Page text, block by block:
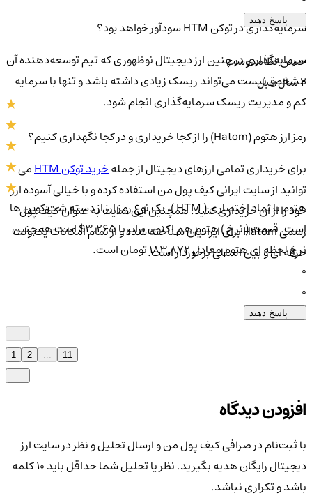
سرمایه‌گذاری در توکن HTM سودآور خواهد بود؟
سرمایه‌گذاری در چنین ارز دیجیتال نوظهوری که تیم توسعه‌دهنده آن
مشخص نیست می‌تواند ریسک زیادی داشته باشد و تنها با سرمایه
کم و مدیریت ریسک سرمایه‌گذاری انجام شود.
رمز ارز هتوم (Hatom) را از کجا خریداری و در کجا نگهداری کنیم؟
برای خریداری تمامی ارزهای دیجیتال از جملهخرید توکن HTM
می
توانید از سایت ایرانی کیف پول من استفاده کرده و با خیالی آسوده ارز
خود را از آن خریداری کنید. همچنین این سایت به عنوان کیف پول
رسمی Hatom برای ایرانیان شناخته شده و از تمام امکانات یک ولت
حرفه ای و بین المللی برخوردار است.
پاسخ دهید
حسن نظامدوست
هتوم با نماد اختصاری ( HTM )، یک نوع رمز ارز از دسته شت کوین ها
است. قیمت ( نرخ ) هتوم هم اکنون برابر با 3.265$ است همچنین
نرخ لحظه ای هتوم معادل 183,872 تومان است.
پاسخ دهید
11
افزودن دیدگاه
با ثبت‌نام در صرافی کیف پول من و ارسال تحلیل و نظر در سایت ارز
دیجیتال رایگان هدیه بگیرید. نظر یا تحلیل شما حداقل باید ۱۰ کلمه
باشد و تکراری نباشد.